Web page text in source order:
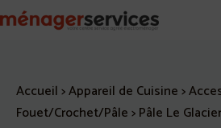
au
Accueil>Appareil de Cuisine>
Fouet/Crochet/Pâle>Pâle Le